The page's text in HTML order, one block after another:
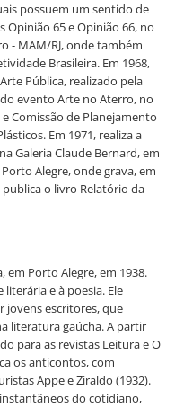
possuem um sentido de
Opinião 65 e Opinião 66, no
- MAM/RJ, onde também
Brasileira. Em 1968,
Pública, realizado pela
evento Arte no Aterro, no
Comissão de Planejamento
Em 1971, realiza a
Galeria Claude Bernard, em
Alegre, onde grava, em
publica o livro Relatório da
em Porto Alegre, em 1938.
literária e à poesia. Ele
escritores, que
literatura gaúcha. A partir
para as revistas Leitura e O
os anticontos, com
Appe e Ziraldo (1932).
do cotidiano,